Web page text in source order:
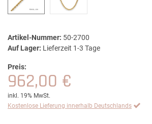
Artikel-Nummer: 50-2700
Auf Lager: Lieferzeit 1-3 Tage
Preis:
962,00 €
inkl. 19% MwSt.
Kostenlose Lieferung innerhalb Deutschlands